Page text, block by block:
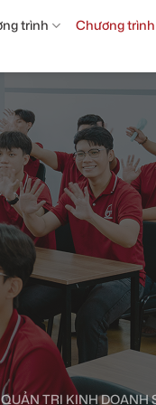
trình Chương
TRỊ KINH DOANH